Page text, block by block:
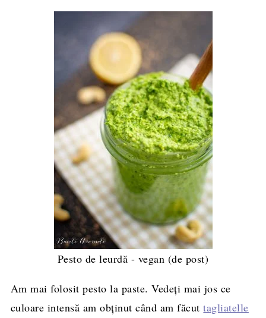
Pesto de leurdă - vegan (de post)
Am mai folosit pesto la paste. Vedeți mai jos ce
culoare intensă am obținut când am făcuttagliatelle